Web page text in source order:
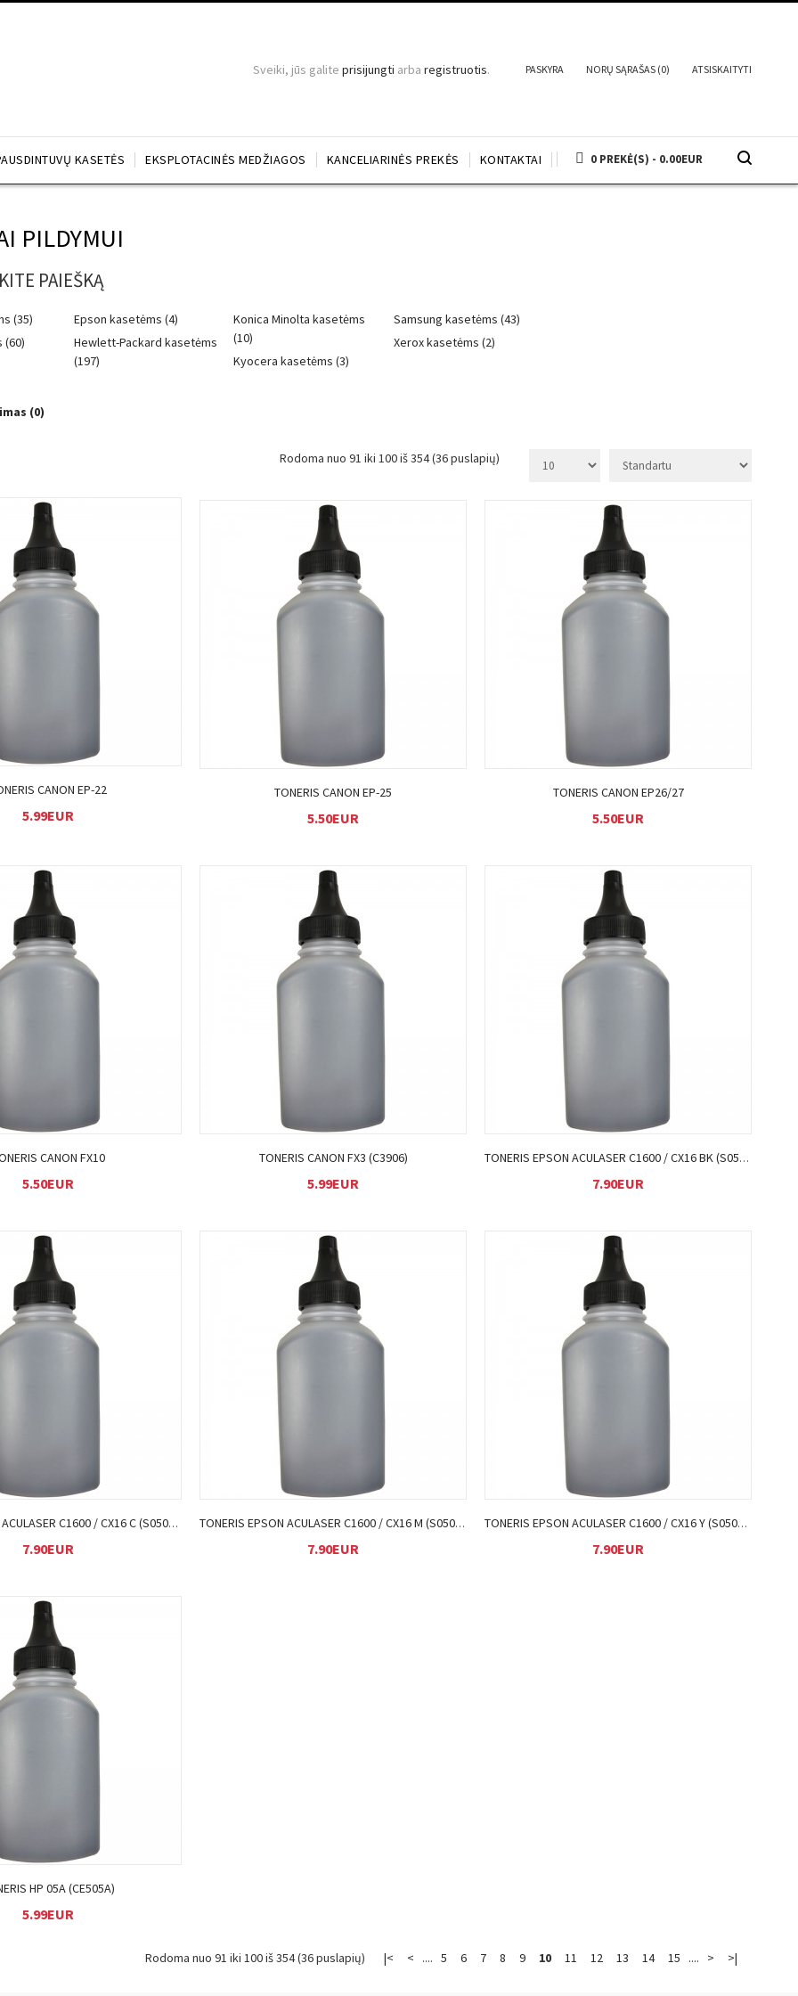
Sveiki, jūs galite prisijungti arba registruotis. PASKYRA NORŲ SĄRAŠAS (0) ATSISKAITYTI
KASETĖS EKSPLOTACINĖS MEDŽIAGOS KANCELIARINĖS PREKĖS KONTAKTAI 0 PREKĖ(S) - 0.00EUR
PILDYMUI
PAIEŠKĄ
(35)
(60)
Epson kasetėms (4)
Hewlett-Packard kasetėms
(197)
Konica Minolta kasetėms
(10)
Kyocera kasetėms (3)
Samsung kasetėms (43)
Xerox kasetėms (2)
(0)
Rodoma nuo 91 iki 100 iš 354 (36 puslapių)
CANON EP-22
5.99EUR
TONERIS CANON EP-25
5.50EUR
TONERIS CANON EP26/27
5.50EUR
CANON FX10
5.50EUR
TONERIS CANON FX3 (C3906)
5.99EUR
TONERIS EPSON ACULASER C1600 / CX16 BK (S050557)
7.90EUR
TONERIS EPSON ACULASER C1600 / CX16 C (S050556)
7.90EUR
TONERIS EPSON ACULASER C1600 / CX16 M (S050555)
7.90EUR
TONERIS EPSON ACULASER C1600 / CX16 Y (S050554)
7.90EUR
HP 05A (CE505A)
5.99EUR
|< < .... 5 6 7 8 9 10 11 12 13 14 15 .... > >|
Rodoma nuo 91 iki 100 iš 354 (36 puslapių)